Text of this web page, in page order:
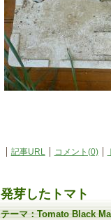
記事URL コメント(0)
発芽したトマト
テーマ：Tomato Black